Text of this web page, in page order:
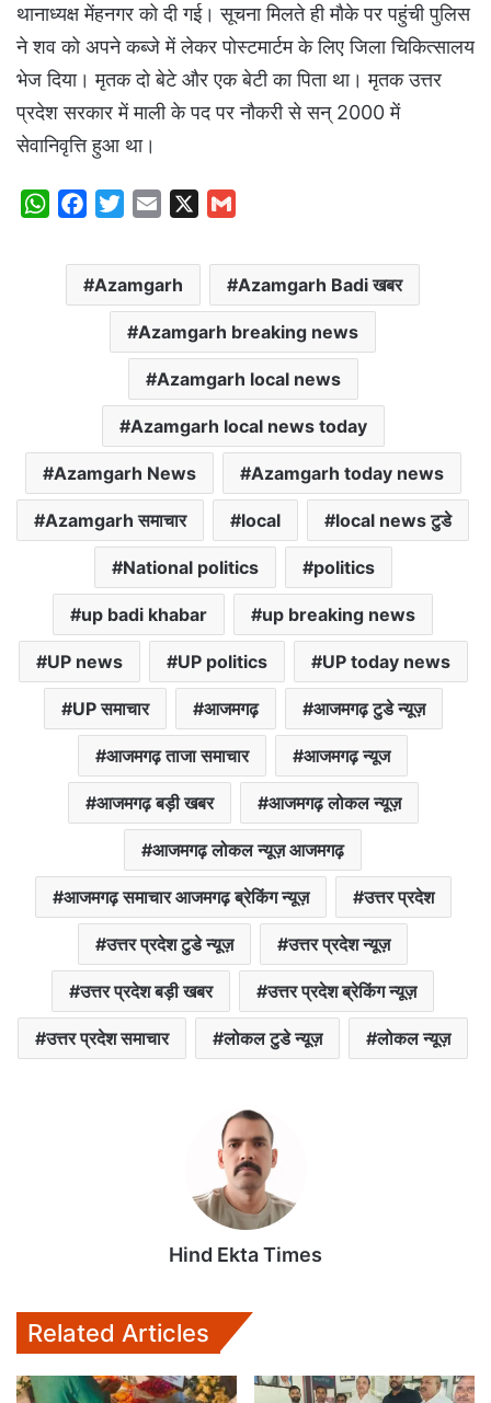
थानाध्यक्ष मेंहनगर को दी गई। सूचना मिलते ही मौके पर पहुंची पुलिस
ने शव को अपने कब्जे में लेकर पोस्टमार्टम के लिए जिला चिकित्सालय
भेज दिया। मृतक दो बेटे और एक बेटी का पिता था। मृतक उत्तर
प्रदेश सरकार में माली के पद पर नौकरी से सन् 2000 में
सेवानिवृत्ति हुआ था।
W
c
e
i
t
t
e
a
i
l
a
i
l
Azamgarh Azamgarh Badi खबर
Azamgarh breaking news
Azamgarh local news
Azamgarh local news today
Azamgarh News Azamgarh today news
Azamgarh समाचार local local news टुडे
National politics politics
up badi khabar up breaking news
UP news UP politics UP today news
UP समाचार आजमगढ़ आजमगढ़ टुडे न्यूज़
आजमगढ़ ताजा समाचार आजमगढ़ न्यूज
आजमगढ़ बड़ी खबर आजमगढ़ लोकल न्यूज़
आजमगढ़ लोकल न्यूज़ आजमगढ़
आजमगढ़ समाचार आजमगढ़ ब्रेकिंग न्यूज़ उत्तर प्रदेश
उत्तर प्रदेश टुडे न्यूज़ उत्तर प्रदेश न्यूज़
उत्तर प्रदेश बड़ी खबर उत्तर प्रदेश ब्रेकिंग न्यूज़
उत्तर प्रदेश समाचार लोकल टुडे न्यूज़ लोकल न्यूज़
Hind Ekta Times
Related Articles